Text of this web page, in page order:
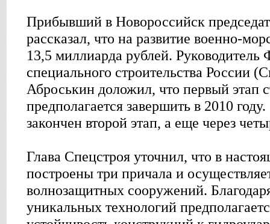
Прибывший в Новороссийск
рассказал, что на развитие военно-
13,5 миллиарда рублей. Руководитель
специального строительства России
Аброськин доложил, что первый этап
предполагается завершить в 2010
закончен второй этап, а еще через
Глава Спецстроя уточнил, что в
построены три причала и
волнозащитных сооружений.
уникальных технологий